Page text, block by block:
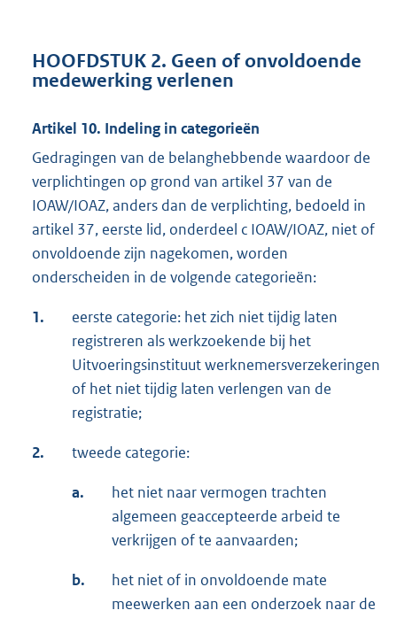
HOOFDSTUK 2. Geen of onvoldoende
medewerking verlenen
Artikel 10. Indeling in categorieën
Gedragingen van de belanghebbende waardoor de
verplichtingen op grond van artikel 37 van de
IOAW/IOAZ, anders dan de verplichting, bedoeld in
artikel 37, eerste lid, onderdeel c IOAW/IOAZ, niet of
onvoldoende zijn nagekomen, worden
onderscheiden in de volgende categorieën:
1.
eerste categorie: het zich niet tijdig laten
registreren als werkzoekende bij het
Uitvoeringsinstituut werknemersverzekeringen
of het niet tijdig laten verlengen van de
registratie;
2. tweede categorie:
a.
het niet naar vermogen trachten
algemeen geaccepteerde arbeid te
verkrijgen of te aanvaarden;
b.
het niet of in onvoldoende mate
meewerken aan een onderzoek naar de